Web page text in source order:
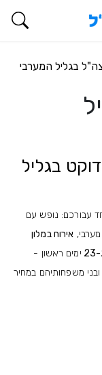
בגליל המערבי
בגליל
עבורכם: נופש עם
אירוח במלון
ימים ראשון -
משפחותיהם במחיר